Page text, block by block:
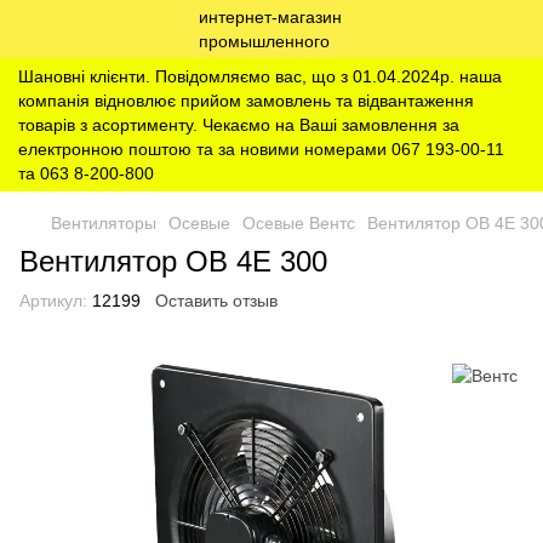
Шановні клієнти. Повідомляємо вас, що з 01.04.2024р. наша
компанія відновлює прийом замовлень та відвантаження
товарів з асортименту. Чекаємо на Ваші замовлення за
електронною поштою та за новими номерами 067 193-00-11
та 063 8-200-800
Вентиляторы Осевые Осевые Вентс Вентилятор ОВ 4Е
Вентилятор ОВ 4Е 300
Артикул: 12199 Оставить отзыв